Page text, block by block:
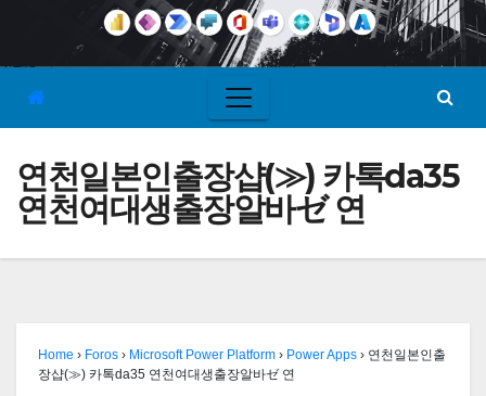
연천일본인출장샵(≫) 카톡da35
연천여대생출장알바ゼ 연
Home › Foros › Microsoft Power Platform › Power Apps › 연천일본인출
장샵(≫) 카톡da35 연천여대생출장알바ゼ 연